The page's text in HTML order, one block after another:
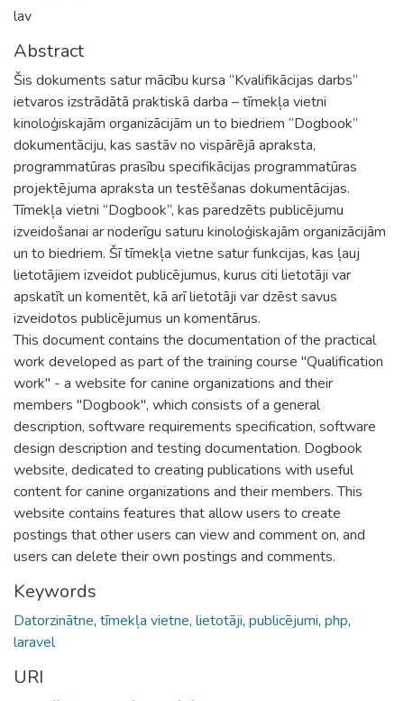
lav
Abstract
Šis dokuments satur mācību kursa “Kvalifikācijas darbs”
ietvaros izstrādātā praktiskā darba – tīmekļa vietni
kinoloģiskajām organizācijām un to biedriem “Dogbook”
dokumentāciju, kas sastāv no vispārējā apraksta,
programmatūras prasību specifikācijas programmatūras
projektējuma apraksta un testēšanas dokumentācijas.
Tīmekļa vietni “Dogbook”, kas paredzēts publicējumu
izveidošanai ar noderīgu saturu kinoloģiskajām organizācijām
un to biedriem. Šī tīmekļa vietne satur funkcijas, kas ļauj
lietotājiem izveidot publicējumus, kurus citi lietotāji var
apskatīt un komentēt, kā arī lietotāji var dzēst savus
izveidotos publicējumus un komentārus.
This document contains the documentation of the practical
work developed as part of the training course "Qualification
work" - a website for canine organizations and their
members "Dogbook", which consists of a general
description, software requirements specification, software
design description and testing documentation. Dogbook
website, dedicated to creating publications with useful
content for canine organizations and their members. This
website contains features that allow users to create
postings that other users can view and comment on, and
users can delete their own postings and comments.
Keywords
Datorzinātne, tīmekļa vietne, lietotāji, publicējumi, php,
laravel
URI